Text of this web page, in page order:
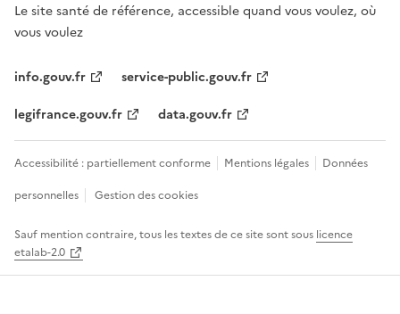
Le site santé de référence, accessible quand vous voulez, où
vous voulez
info.gouv.fr
service-public.gouv.fr
legifrance.gouv.fr
data.gouv.fr
Accessibilité : partiellement conforme Mentions légales
Données
personnelles
Gestion des cookies
Sauf mention contraire, tous les textes de ce site sont sous licence
etalab-2.0